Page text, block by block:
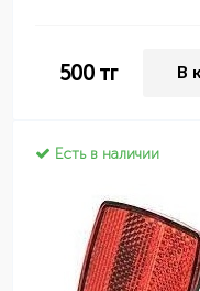
500 тг В
Есть в наличии